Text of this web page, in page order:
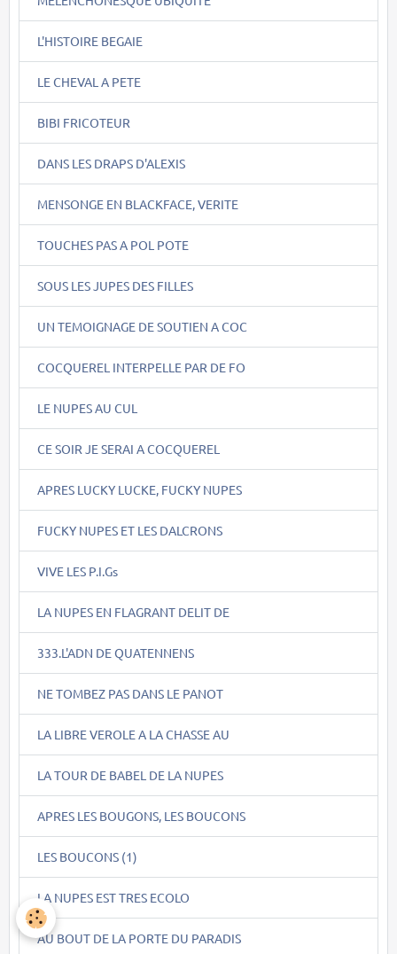
L'HISTOIRE BEGAIE
LE CHEVAL A PETE
BIBI FRICOTEUR
DANS LES DRAPS D'ALEXIS
MENSONGE EN BLACKFACE, VERITE
TOUCHES PAS A POL POTE
SOUS LES JUPES DES FILLES
UN TEMOIGNAGE DE SOUTIEN A COC
COCQUEREL INTERPELLE PAR DE FO
LE NUPES AU CUL
CE SOIR JE SERAI A COCQUEREL
APRES LUCKY LUCKE, FUCKY NUPES
FUCKY NUPES ET LES DALCRONS
VIVE LES P.I.Gs
LA NUPES EN FLAGRANT DELIT DE
333.L'ADN DE QUATENNENS
NE TOMBEZ PAS DANS LE PANOT
LA LIBRE VEROLE A LA CHASSE AU
LA TOUR DE BABEL DE LA NUPES
APRES LES BOUGONS, LES BOUCONS
LES BOUCONS (1)
LA NUPES EST TRES ECOLO
AU BOUT DE LA PORTE DU PARADIS